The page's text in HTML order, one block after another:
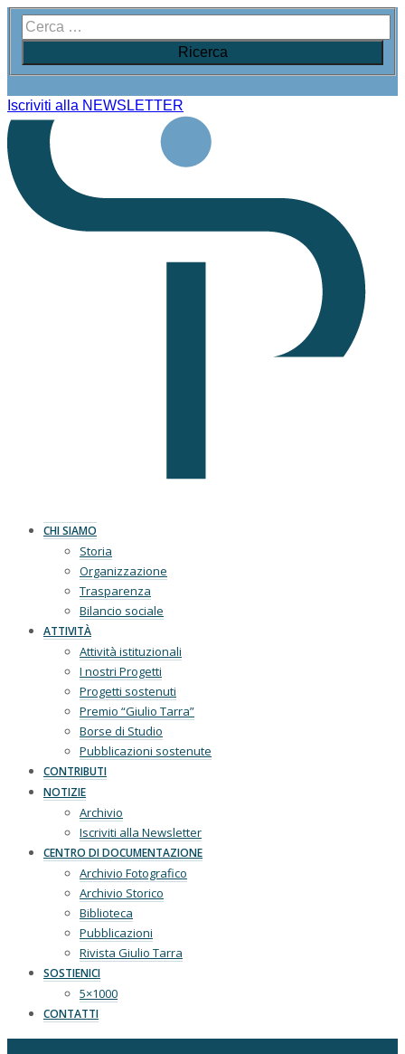
Iscriviti alla NEWSLETTER
CHI SIAMO
Storia
Organizzazione
Trasparenza
Bilancio sociale
ATTIVITÀ
Attività istituzionali
I nostri Progetti
Progetti sostenuti
Premio “Giulio Tarra”
Borse di Studio
Pubblicazioni sostenute
CONTRIBUTI
NOTIZIE
Archivio
Iscriviti alla Newsletter
CENTRO DI DOCUMENTAZIONE
Archivio Fotografico
Archivio Storico
Biblioteca
Pubblicazioni
Rivista Giulio Tarra
SOSTIENICI
5×1000
CONTATTI